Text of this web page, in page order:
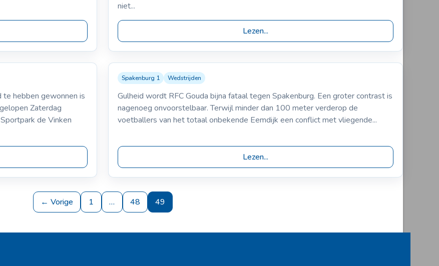
niet...
Lezen...
hebben gewonnen is
Zaterdag
de Vinken
20-09-2004
Spakenburg 1 VS RC Gouda
24-26
Spakenburg 1 Wedstrijden
Gulheid wordt RFC Gouda bijna fataal tegen Spakenburg. Een groter contrast is
nagenoeg onvoorstelbaar. Terwijl minder dan 100 meter verderop de
voetballers van het totaal onbekende Eemdijk een conflict met vliegende...
Lezen...
← Vorige 1 … 48 49